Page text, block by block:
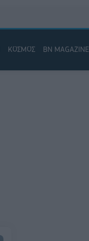
ΚΟΣΜΟΣ BN MAGAZINE